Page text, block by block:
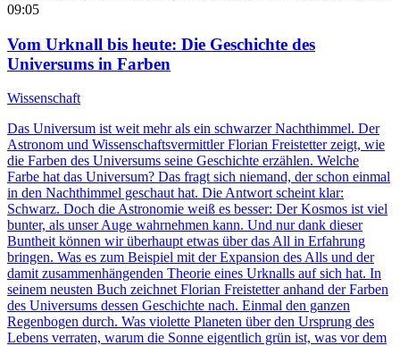
09:05
Vom Urknall bis heute: Die Geschichte des
Universums in Farben
Wissenschaft
Das Universum ist weit mehr als ein schwarzer Nachthimmel. Der
Astronom und Wissenschaftsvermittler Florian Freistetter zeigt, wie
die Farben des Universums seine Geschichte erzählen. Welche
Farbe hat das Universum? Das fragt sich niemand, der schon einmal
in den Nachthimmel geschaut hat. Die Antwort scheint klar:
Schwarz. Doch die Astronomie weiß es besser: Der Kosmos ist viel
bunter, als unser Auge wahrnehmen kann. Und nur dank dieser
Buntheit können wir überhaupt etwas über das All in Erfahrung
bringen. Was es zum Beispiel mit der Expansion des Alls und der
damit zusammenhängenden Theorie eines Urknalls auf sich hat. In
seinem neusten Buch zeichnet Florian Freistetter anhand der Farben
des Universums dessen Geschichte nach. Einmal den ganzen
Regenbogen durch. Was violette Planeten über den Ursprung des
Lebens verraten, warum die Sonne eigentlich grün ist, was vor dem